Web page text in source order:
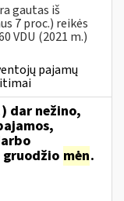
gautas iš
7 proc.) reikės
VDU (2021 m.)
pajamų
dar nežino,
gruodžio mėn.